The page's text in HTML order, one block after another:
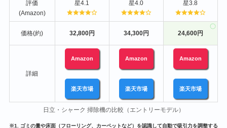
評価
(Amazon)
星4.1 星4.0 星3.8
価格(約) 32,800円 34,300円 24,600円
詳細
Amazon
楽天市場
Amazon
楽天市場
Amazon
楽天市場
日立・シャーク 掃除機の比較（エントリーモデル）
※1. ゴミの量や床面（フローリング、カーペットなど）を認識して自動で吸引力を調整する